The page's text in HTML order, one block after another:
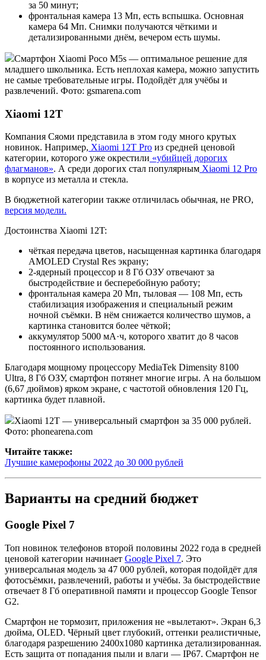
за 50 минут;
фронтальная камера 13 Мп, есть вспышка. Основная
камера 64 Мп. Снимки получаются чёткими и
детализированными днём, вечером есть шумы.
Смартфон Xiaomi Poco M5s — оптимальное решение для
младшего школьника. Есть неплохая камера, можно запустить
не самые требовательные игры. Подойдёт для учёбы и
развлечений. Фото: gsmarena.com
Xiaomi 12T
Компания Сяоми представила в этом году много крутых
новинок. Например, Xiaomi 12T Pro из средней ценовой
категории, которого уже окрестили «убийцей дорогих
флагманов». А среди дорогих стал популярным Xiaomi 12 Pro
в корпусе из металла и стекла.
В бюджетной категории также отличилась обычная, не PRO,
версия модели.
Достоинства Xiaomi 12T:
чёткая передача цветов, насыщенная картинка благодаря
AMOLED Crystal Res экрану;
2-ядерный процессор и 8 Гб ОЗУ отвечают за
быстродействие и бесперебойную работу;
фронтальная камера 20 Мп, тыловая — 108 Мп, есть
стабилизация изображения и специальный режим
ночной съёмки. В нём снижается количество шумов, а
картинка становится более чёткой;
аккумулятор 5000 мА·ч, которого хватит до 8 часов
постоянного использования.
Благодаря мощному процессору MediaTek Dimensity 8100
Ultra, 8 Гб ОЗУ, смартфон потянет многие игры. А на большом
(6,67 дюймов) ярком экране, с частотой обновления 120 Гц,
картинка будет плавной.
Xiaomi 12T — универсальный смартфон за 35 000 рублей.
Фото: phonearena.com
Читайте также:
Лучшие камерофоны 2022 до 30 000 рублей
Варианты на средний бюджет
Google Pixel 7
Топ новинок телефонов второй половины 2022 года в средней
ценовой категории начинает Google Pixel 7. Это
универсальная модель за 47 000 рублей, которая подойдёт для
фотосъёмки, развлечений, работы и учёбы. За быстродействие
отвечает 8 Гб оперативной памяти и процессор Google Tensor
G2.
Смартфон не тормозит, приложения не «вылетают». Экран 6,3
дюйма, OLED. Чёрный цвет глубокий, оттенки реалистичные,
благодаря разрешению 2400x1080 картинка детализированная.
Есть защита от попадания пыли и влаги — IP67. Смартфон не